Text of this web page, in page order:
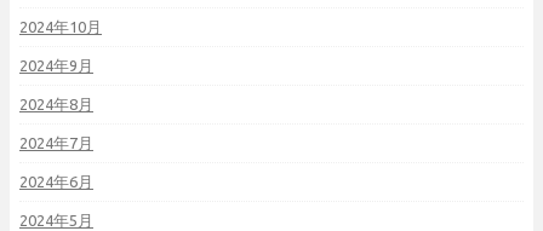
2024年10月
2024年9月
2024年8月
2024年7月
2024年6月
2024年5月